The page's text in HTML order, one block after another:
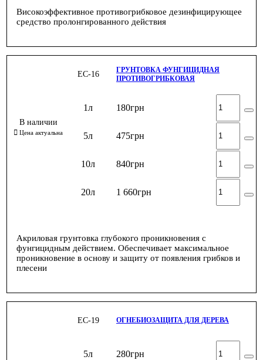
Високоэффективное противогрибковое дезинфицирующее
средство пролонгированного действия
ЕС-16
ГРУНТОВКА ФУНГИЦИДНАЯ
ПРОТИВОГРИБКОВАЯ
1л 180грн
5л 475грн
10л 840грн
20л 1 660грн
Акриловая грунтовка глубокого проникновения с
фунгицидным действием. Обеспечивает максимальное
проникновение в основу и защиту от появления грибков и
плесени
ЕС-19 ОГНЕБИОЗАЩИТА ДЛЯ ДЕРЕВА
5л 280грн